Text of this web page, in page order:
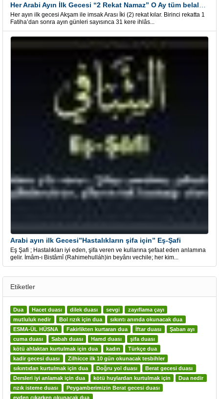
Her ayın ilk gecesi Akşam ile imsak Arası İki (2) rekat kılar. Birinci rekatta 1
Fatiha’dan sonra ayın günleri sayısınca 31 kere ihlâs...
Arabi ayın ilk Gecesi”Hastalıkların şifa için” Eş-Şafi
Eş Şafi ; Hastalıkları iyi eden, şifa veren ve kullarına şefaat eden anlamına
gelir. İmâm-ı Bistâmî (Rahimehulláh)in beyânı vechile; her kim...
Etiketler
Dua Hacet duası dilek duası sevgi
zayıflama çayı
mutluluk nedir
Bol rızık için dua
sıkıntı anında okunacak dua
ESMA-ÜL HÜSNA
Fakirlikten kurtaran dua İftar duası
Şaban ayı
cuma duası
Sabah duası Hamd duası
şifa duası
kötü ahlaktan kurtulmak için dua
kadın
Türkçe dua
kadir gecesi duası
Zilhicce ilk 10 gün okunacak tesbihler
sıkıntıdan kurtulmak için dua
Doğru yol duası
Berat gecesi duası
Dersleri iyi anlamak için dua
kötü huylardan kurtulmak için
Dua nedir
rızık isteme duası
Peygamberimizin Berat gecesi duası
evden çıkarken okunacak dua